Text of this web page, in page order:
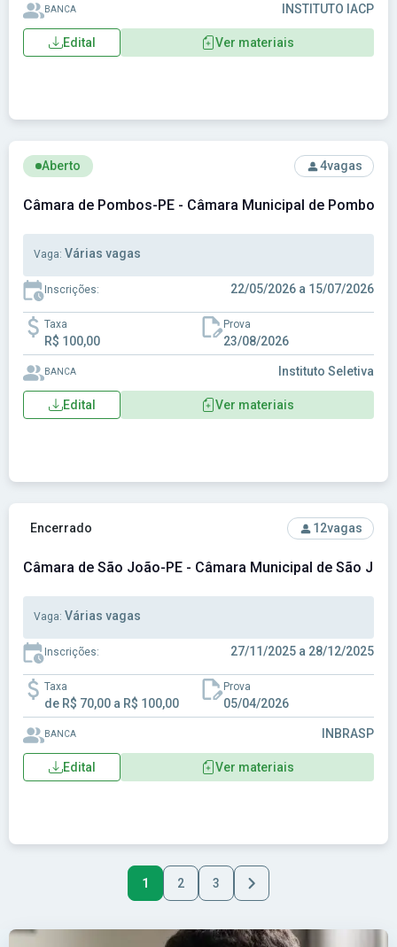
BANCA INSTITUTO IACP
Edital Ver materiais
Ver concurso: Câmara de Pombos-PE - Câmara Municipal
Aberto 4vagas
Câmara de Pombos-PE - Câmara Municipal de Pombos-
Vaga: Várias vagas
Inscrições: 22/05/2026 a 15/07/2026
Taxa
R$ 100,00
Prova
23/08/2026
BANCA Instituto Seletiva
Edital Ver materiais
Ver concurso: Câmara de São João-PE - Câmara Municipal
Encerrado 12vagas
Câmara de São João-PE - Câmara Municipal de São
Vaga: Várias vagas
Inscrições: 27/11/2025 a 28/12/2025
Taxa
de R$ 70,00 a R$ 100,00
Prova
05/04/2026
BANCA INBRASP
Edital Ver materiais
1 2 3